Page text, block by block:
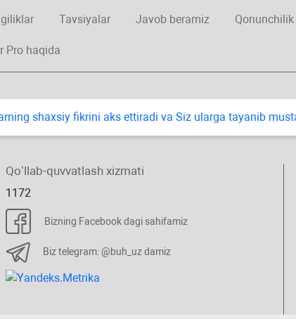
Tavsiyalar Javob beramiz Qonunchilik
Pro haqida
shaхsiy fikrini aks ettiradi va Siz ularga tayanib
Qoʻllab-quvvatlash хizmati
1172
Bizning Facebook dagi sahifamiz
Biz telegram: @buh_uz damiz